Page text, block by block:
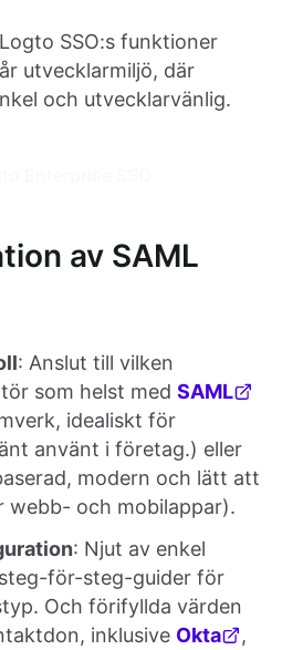
SSO:s funktioner
utvecklarmiljö, där
och utvecklarvänlig.
av SAML
: Anslut till vilken
som helst med SAML
idealiskt för
använt i företag.) eller
modern och lätt att
webb- och mobilappar).
: Njut av enkel
för-steg-guider för
Och förifyllda värden
inklusive Okta
,